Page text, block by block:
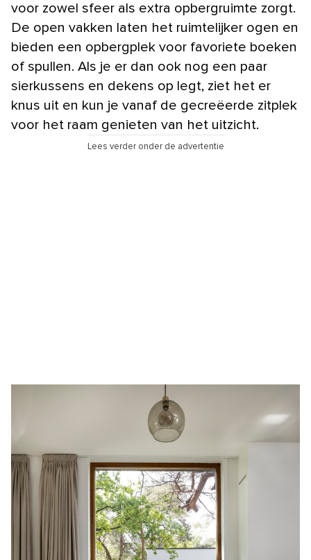
voor zowel sfeer als extra opbergruimte zorgt.
De open vakken laten het ruimtelijker ogen en
bieden een opbergplek voor favoriete boeken
of spullen. Als je er dan ook nog een paar
sierkussens en dekens op legt, ziet het er
knus uit en kun je vanaf de gecreëerde zitplek
voor het raam genieten van het uitzicht.
Lees verder onder de advertentie